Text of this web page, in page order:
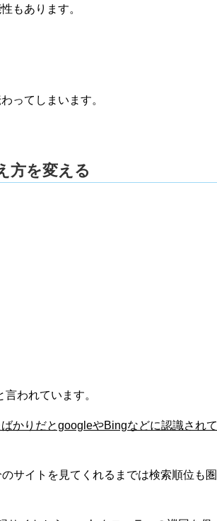
もあります。
ってしまいます。
方を変える
われています。
かりだとgoogleやBingなどに認識されて
サイトを見てくれるまでは検索順位も圏